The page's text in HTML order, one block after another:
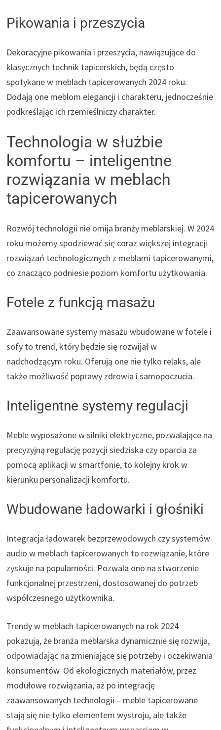
Pikowania i przeszycia
Dekoracyjne pikowania i przeszycia, nawiązujące do
klasycznych technik tapicerskich, będą często
spotykane w meblach tapicerowanych 2024 roku.
Dodają one meblom elegancji i charakteru, jednocześnie
podkreślając ich rzemieślniczy charakter.
Technologia w służbie
komfortu – inteligentne
rozwiązania w meblach
tapicerowanych
Rozwój technologii nie omija branży meblarskiej. W 2024
roku możemy spodziewać się coraz większej integracji
rozwiązań technologicznych z meblami tapicerowanymi,
co znacząco podniesie poziom komfortu użytkowania.
Fotele z funkcją masażu
Zaawansowane systemy masażu wbudowane w fotele i
sofy to trend, który będzie się rozwijał w
nadchodzącym roku. Oferują one nie tylko relaks, ale
także możliwość poprawy zdrowia i samopoczucia.
Inteligentne systemy regulacji
Meble wyposażone w silniki elektryczne, pozwalające na
precyzyjną regulację pozycji siedziska czy oparcia za
pomocą aplikacji w smartfonie, to kolejny krok w
kierunku personalizacji komfortu.
Wbudowane ładowarki i głośniki
Integracja ładowarek bezprzewodowych czy systemów
audio w meblach tapicerowanych to rozwiązanie, które
zyskuje na popularności. Pozwala ono na stworzenie
funkcjonalnej przestrzeni, dostosowanej do potrzeb
współczesnego użytkownika.
Trendy w meblach tapicerowanych na rok 2024
pokazują, że branża meblarska dynamicznie się rozwija,
odpowiadając na zmieniające się potrzeby i oczekiwania
konsumentów. Od ekologicznych materiałów, przez
modułowe rozwiązania, aż po integrację
zaawansowanych technologii – meble tapicerowane
stają się nie tylko elementem wystroju, ale także